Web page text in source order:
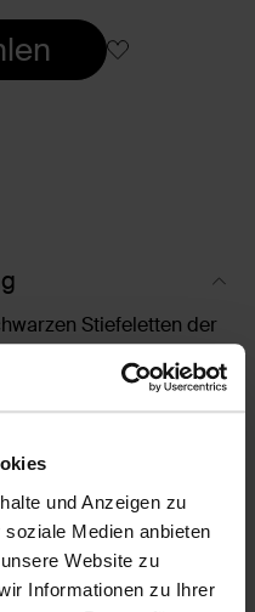
und Anzeigen zu
Medien anbieten
Website zu
Informationen zu Ihrer
Stiefeletten der
an der
Schuhe ist aus Leder,
2 cm dick. Pflege die
Produkten, sodass du